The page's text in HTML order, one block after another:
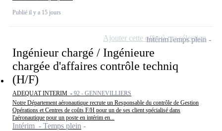
Publié il y a 15 jours
Ingénieur chargé / Ingénieure
chargée d'affaires contrôle techniq
(H/F)
ADEQUAT INTERIM - 92 - GENNEVILLIERS
Notre Département aéronautique recrute un Responsable du contrôle de Gestion
Opérations et Centres de coûts F/H pour un de ses client spécialisé dans
l'aéronautique pour un poste en intérim en...
Intérim - Temps plein
IntérimTemps plein
Ajouter cette offre à ma sélection